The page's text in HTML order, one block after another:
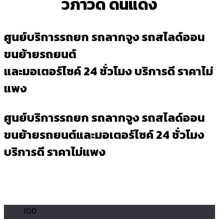
ศูนย์บริการรถยก รถลากจูง รถสไลด์ออน
ขนย้ายรถยนต์
และมอเตอร์ไซค์ 24 ชั่วโมง บริการดี ราคาไม่
แพง
ศูนย์บริการรถยก รถลากจูง รถสไลด์ออน
ขนย้ายรถยนต์และมอเตอร์ไซค์ 24 ชั่วโมง
บริการดี ราคาไม่แพง
100